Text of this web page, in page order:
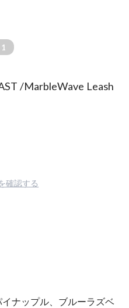
/MarbleWave Leash
確認する
ナップル、ブルーラズベ